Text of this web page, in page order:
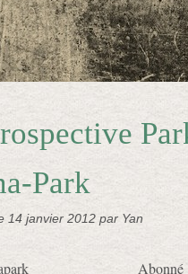
Park
14 janvier 2012 par Yan